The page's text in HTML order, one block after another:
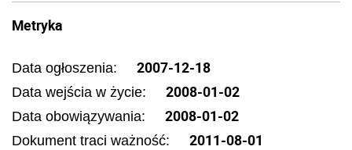
Metryka
Data ogłoszenia: 2007-12-18
Data wejścia w życie: 2008-01-02
Data obowiązywania: 2008-01-02
Dokument traci ważność: 2011-08-01